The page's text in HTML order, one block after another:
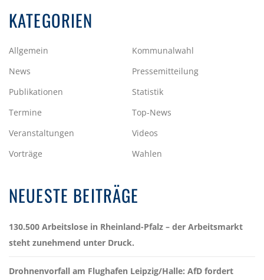
KATEGORIEN
Allgemein
Kommunalwahl
News
Pressemitteilung
Publikationen
Statistik
Termine
Top-News
Veranstaltungen
Videos
Vorträge
Wahlen
NEUESTE BEITRÄGE
130.500 Arbeitslose in Rheinland-Pfalz – der Arbeitsmarkt
steht zunehmend unter Druck.
Drohnenvorfall am Flughafen Leipzig/Halle: AfD fordert